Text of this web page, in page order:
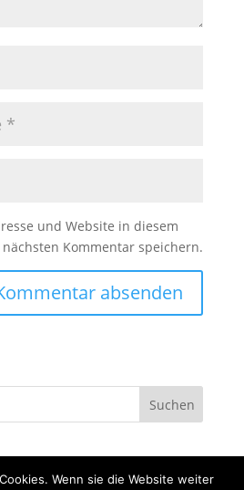
und Website in diesem
Kommentar speichern.
Wenn sie die Website weiter